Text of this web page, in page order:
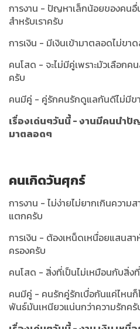
การงาน - ปัญหาเล็กน้อยของคน
สำหรับเราครับ
การเงิน - มีเงินเข้ามาตลอดไม่ขา
คนโสด - จะไม่มีคู่เพราะมัวเลือก
ครับ
คนมีคู่ - คู่รักคนรักดูแลกันดีไม่มี
เรื่องเด่นๆวันนี้ - งานมีคนนำปั
มาตลอดๆ
คนเกิดวันศุกร์
การงาน - ไม่ง่ายไม่ยากเกินความ
แตกครับ
การเงิน - ต้องเหน็ดเหนื่อยแสนส
ครองครับ
คนโสด - สิ่งที่เป็นไม่เหมือนกับสิ่ง
คนมีคู่ - คนรักคู่รักเบื่อกันแค่ไหนก็
พันธ์มันเหนียวแน่นกว่าความรักครั